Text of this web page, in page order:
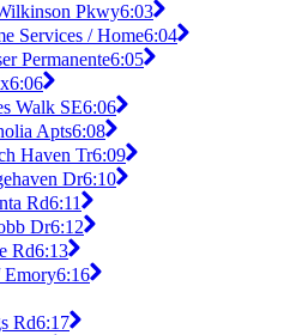
Pkwy6:03
Services / Home6:04
Permanente6:05
6:06
Walk SE6:06
Apts6:08
Haven Tr6:09
Dr6:10
Rd6:11
Dr6:12
Rd6:13
Emory6:16
Rd6:17